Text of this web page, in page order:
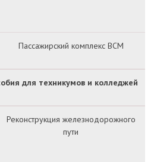
Пассажирский комплекс ВСМ
для техникумов и колледжей
Реконструкция железнодорожного
пути